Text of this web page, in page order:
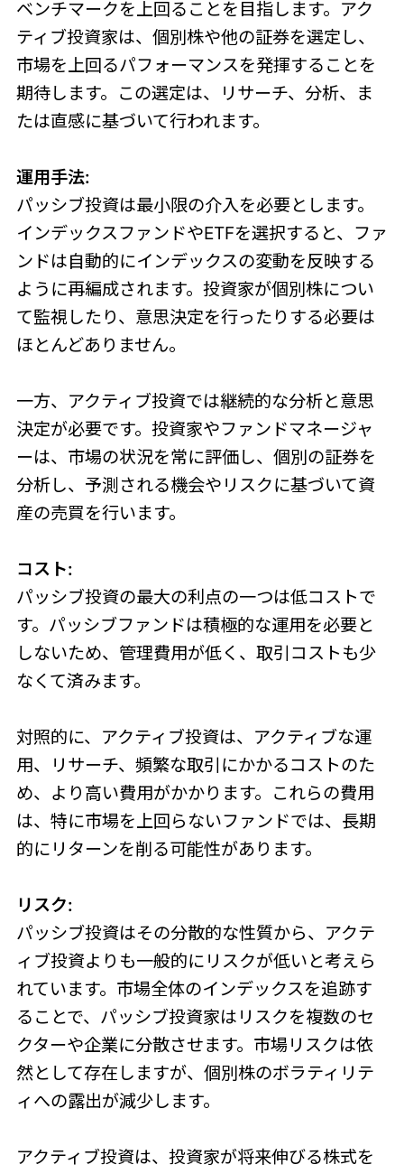
ベンチマークを上回ることを目指します。アク
ティブ投資家は、個別株や他の証券を選定し、
市場を上回るパフォーマンスを発揮することを
期待します。この選定は、リサーチ、分析、ま
たは直感に基づいて行われます。
運用手法:
パッシブ投資は最小限の介入を必要とします。
インデックスファンドやETFを選択すると、ファ
ンドは自動的にインデックスの変動を反映する
ように再編成されます。投資家が個別株につい
て監視したり、意思決定を行ったりする必要は
ほとんどありません。
一方、アクティブ投資では継続的な分析と意思
決定が必要です。投資家やファンドマネージャ
ーは、市場の状況を常に評価し、個別の証券を
分析し、予測される機会やリスクに基づいて資
産の売買を行います。
コスト:
パッシブ投資の最大の利点の一つは低コストで
す。パッシブファンドは積極的な運用を必要と
しないため、管理費用が低く、取引コストも少
なくて済みます。
対照的に、アクティブ投資は、アクティブな運
用、リサーチ、頻繁な取引にかかるコストのた
め、より高い費用がかかります。これらの費用
は、特に市場を上回らないファンドでは、長期
的にリターンを削る可能性があります。
リスク:
パッシブ投資はその分散的な性質から、アクテ
ィブ投資よりも一般的にリスクが低いと考えら
れています。市場全体のインデックスを追跡す
ることで、パッシブ投資家はリスクを複数のセ
クターや企業に分散させます。市場リスクは依
然として存在しますが、個別株のボラティリテ
ィへの露出が減少します。
アクティブ投資は、投資家が将来伸びる株式を